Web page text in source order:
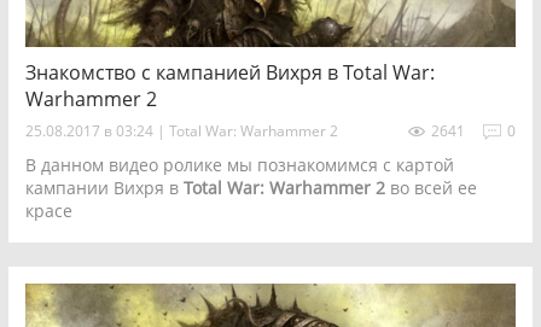
Знакомство с кампанией Вихря в Total War:
Warhammer 2
25.08.2017 в 03:24 | Total War: Warhammer 2 0
2641
В данном видео ролике мы познакомимся с картой
кампании Вихря в Total War: Warhammer 2во всей ее
красе